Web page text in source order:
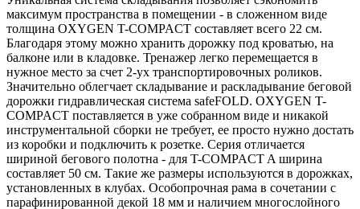
максимум пространства в помещении - в сложенном виде
толщина OXYGEN T-COMPACT составляет всего 22 см.
Благодаря этому можно хранить дорожку под кроватью, на
балконе или в кладовке. Тренажер легко перемещается в
нужное место за счет 2-ух транспортировочных роликов.
Значительно облегчает складывание и раскладывание беговой
дорожки гидравлическая система safeFOLD. OXYGEN T-
COMPACT поставляется в уже собранном виде и никакой
инструментальной сборки не требует, ее просто нужно достать
из коробки и подключить к розетке. Серия отличается
шириной бегового полотна - для T-COMPACT A ширина
составляет 50 см. Такие же размеры используются в дорожках,
установленных в клубах. Особопрочная рама в сочетании с
парафинированной декой 18 мм и наличием многослойного